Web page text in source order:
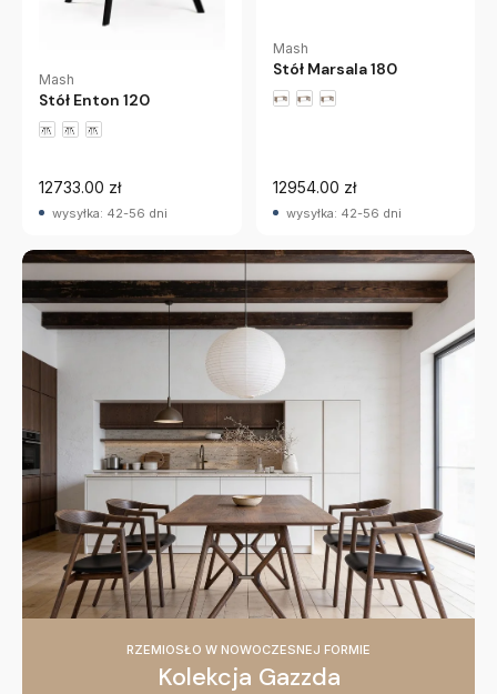
Mash
Stół Enton 120
12733.00 zł
wysyłka: 42-56 dni
RZEMIOSŁO W NOWOCZESNEJ FORMIE
Kolekcja Gazzda
Mash
Stół Marsala 180
12954.00 zł
wysyłka: 42-56 dni